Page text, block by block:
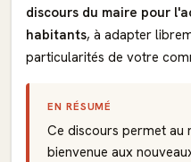
discours du maire pour
habitants, à adapter
particularités de votre
EN RÉSUMÉ
Ce discours permet au
bienvenue aux